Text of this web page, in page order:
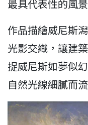
最具代表性的風
作品描繪威尼斯
光影交織，讓建
捉威尼斯如夢似
自然光線細膩而